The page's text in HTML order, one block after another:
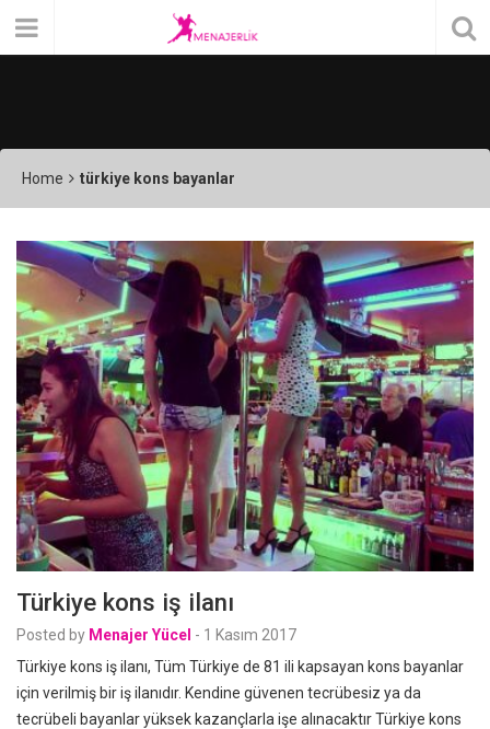
Home türkiye kons bayanlar
Türkiye kons iş ilanı
Posted by Menajer Yücel - 1 Kasım 2017
Türkiye kons iş ilanı, Tüm Türkiye de 81 ili kapsayan kons bayanlar
için verilmiş bir iş ilanıdır. Kendine güvenen tecrübesiz ya da
tecrübeli bayanlar yüksek kazançlarla işe alınacaktır Türkiye kons